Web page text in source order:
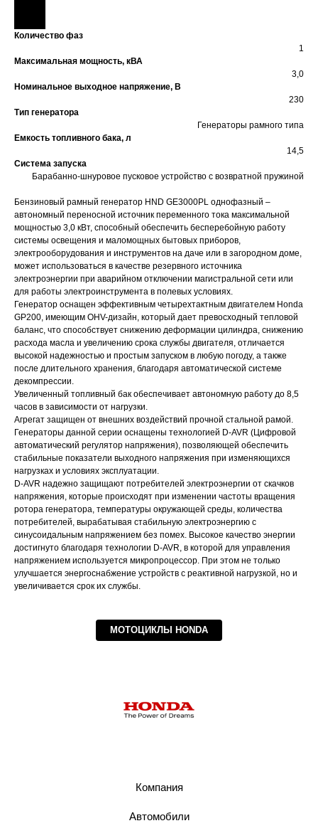
Количество фаз
1
Максимальная мощность, кВА
3,0
Номинальное выходное напряжение, В
230
Тип генератора
Генераторы рамного типа
Емкость топливного бака, л
14,5
Система запуска
Барабанно-шнуровое пусковое устройство с возвратной пружиной
Бензиновый рамный генератор HND GE3000PL однофазный –
автономный переносной источник переменного тока максимальной
мощностью 3,0 кВт, способный обеспечить бесперебойную работу
системы освещения и маломощных бытовых приборов,
электрооборудования и инструментов на даче или в загородном доме,
может использоваться в качестве резервного источника
электроэнергии при аварийном отключении магистральной сети или
для работы электроинструмента в полевых условиях.
Генератор оснащен эффективным четырехтактным двигателем Honda
GP200, имеющим OHV-дизайн, который дает превосходный тепловой
баланс, что способствует снижению деформации цилиндра, снижению
расхода масла и увеличению срока службы двигателя, отличается
высокой надежностью и простым запуском в любую погоду, а также
после длительного хранения, благодаря автоматической системе
декомпрессии.
Увеличенный топливный бак обеспечивает автономную работу до 8,5
часов в зависимости от нагрузки.
Агрегат защищен от внешних воздействий прочной стальной рамой.
Генераторы данной серии оснащены технологией D-AVR (Цифровой
автоматический регулятор напряжения), позволяющей обеспечить
стабильные показатели выходного напряжения при изменяющихся
нагрузках и условиях эксплуатации.
D-AVR надежно защищают потребителей электроэнергии от скачков
напряжения, которые происходят при изменении частоты вращения
ротора генератора, температуры окружающей среды, количества
потребителей, вырабатывая стабильную электроэнергию с
синусоидальным напряжением без помех. Высокое качество энергии
достигнуто благодаря технологии D-AVR, в которой для управления
напряжением используется микропроцессор. При этом не только
улучшается энергоснабжение устройств с реактивной нагрузкой, но и
увеличивается срок их службы.
МОТОЦИКЛЫ HONDA
Компания
Автомобили